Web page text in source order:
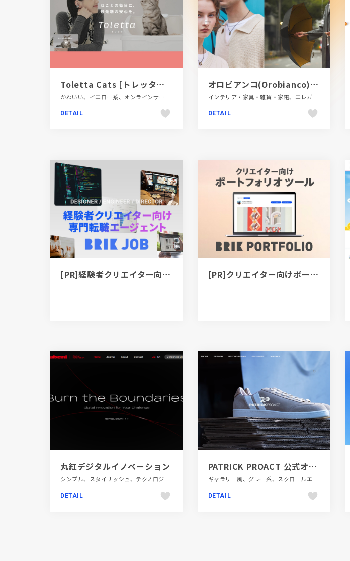
Toletta Cats [トレッタキャッツ]
かわいい、イエロー系、オンラインサービス、グリーン系、シンプル、ナチュラル、ピンク系、フラットデザイン、ブランド・サービスサイト、ホワイト系、ポップ、商品紹介
DETAIL
オロビアンコ(Orobianco)公式通販サイト
インテリア・家具・雑貨・家電、エレガント、シンプル、スクロールエフェクト、スタイリッシュ、ファッション・ビューティー、ブランド・サービスサイト、ホワイト系、大きめ写真
DETAIL
[PR]経験者クリエイター向け転職カウンセリング｜デザイナー / ディレクター / エンジニア [PR]クリエイター向けポートフォリオツール｜BRIK PORTFOLIO
丸紅デジタルイノベーション
シンプル、スタイリッシュ、テクノロジー・サイエンス、フラットデザイン、ブラック系 、ブランド・サービスサイト、レッド系
DETAIL
PATRICK PROACT 公式オンラインストア
ギャラリー風、グレー系、スクロールエフェクト、スタイリッシュ、タイポグラフィー、ファッション・ビューティー、ブラック系 、ブランド・サービスサイト、ホワイト系、動画が流れる、多言語対応、大きめ写真、第一次産業・SDGs・地方創生
DETAIL